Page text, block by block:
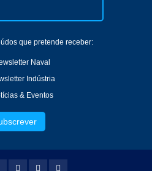
que pretende receber:
Naval
Indústria
& Eventos